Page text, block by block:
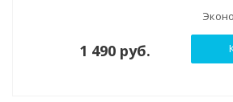
1 490 руб.